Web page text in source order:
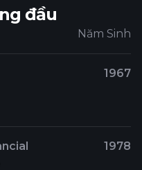
đầu
Năm Sinh
1967
1978